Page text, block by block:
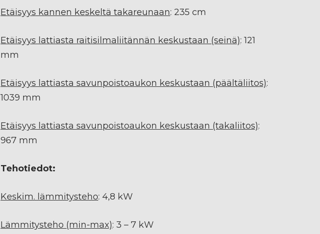
Etäisyys kannen keskeltä takareunaan: 235 cm
Etäisyys lattiasta raitisilmaliitännän keskustaan (seinä): 121
mm
Etäisyys lattiasta savunpoistoaukon keskustaan (päältäliitos):
1039 mm
Etäisyys lattiasta savunpoistoaukon keskustaan (takaliitos):
967 mm
Tehotiedot:
Keskim. lämmitysteho: 4,8 kW
Lämmitysteho (min-max): 3 – 7 kW